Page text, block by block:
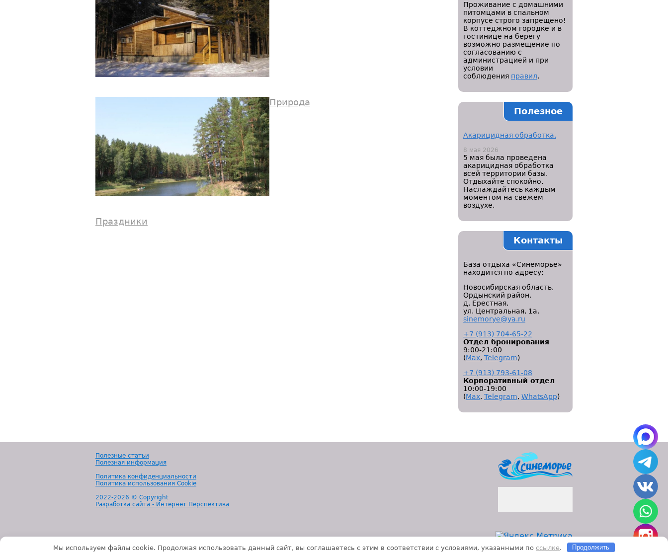
Природа
Праздники
Проживание с домашними
питомцами в спальном
корпусе строго запрещено!
В коттеджном городке и в
гостинице на берегу
возможно размещение по
согласованию с
администрацией и при
условии
соблюдения правил.
Полезное
Акарицидная обработка.
8 мая 2026
5 мая была проведена
акарицидная обработка
всей территории базы.
Отдыхайте спокойно.
Наслаждайтесь каждым
моментом на свежем
воздухе.
Контакты
База отдыха «Синеморье»
находится по адресу:
Новосибирская область,
Ордынский район,
д. Ерестная,
ул. Центральная, 1а.
sinemorye@ya.ru
+7 (913) 704-65-22
Отдел бронирования
9:00-21:00
(Мах, Telegram)
+7 (913) 793-61-08
Корпоративный отдел
10:00-19:00
(Мах, Telegram, WhatsApp)
Полезные статьи
Полезная информация
Политика конфиденциальности
Политика использования Cookie
2022-2026 © Copyright
Разработка сайта - Интернет Перспектива
Мы используем файлы cookie. Продолжая использовать данный сайт, вы соглашаетесь с этим в соответствии с условиями, указанными поссылке. Продолжить